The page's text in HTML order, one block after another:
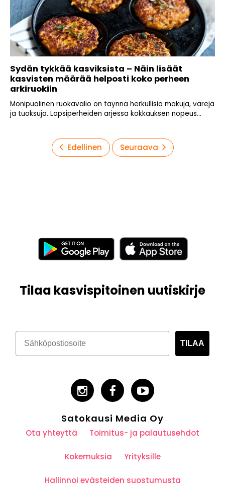
Sydän tykkää kasviksista – Näin lisäät
kasvisten määrää helposti koko perheen
arkiruokiin
Monipuolinen ruokavalio on täynnä herkullisia makuja, värejä
ja tuoksuja. Lapsiperheiden arjessa kokkauksen nopeus...
ArtikkelienEdellinen Seuraava
Tilaa kasvispitoinen uutiskirje
TILAA
Satokausi Media Oy
Ota yhteyttä Toimitus- ja palautusehdot
Kokemuksia Yrityksille
Hallinnoi evästeiden suostumusta